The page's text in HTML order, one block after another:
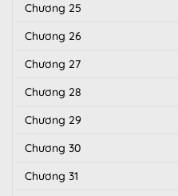
Chương 25
Chương 26
Chương 27
Chương 28
Chương 29
Chương 30
Chương 31